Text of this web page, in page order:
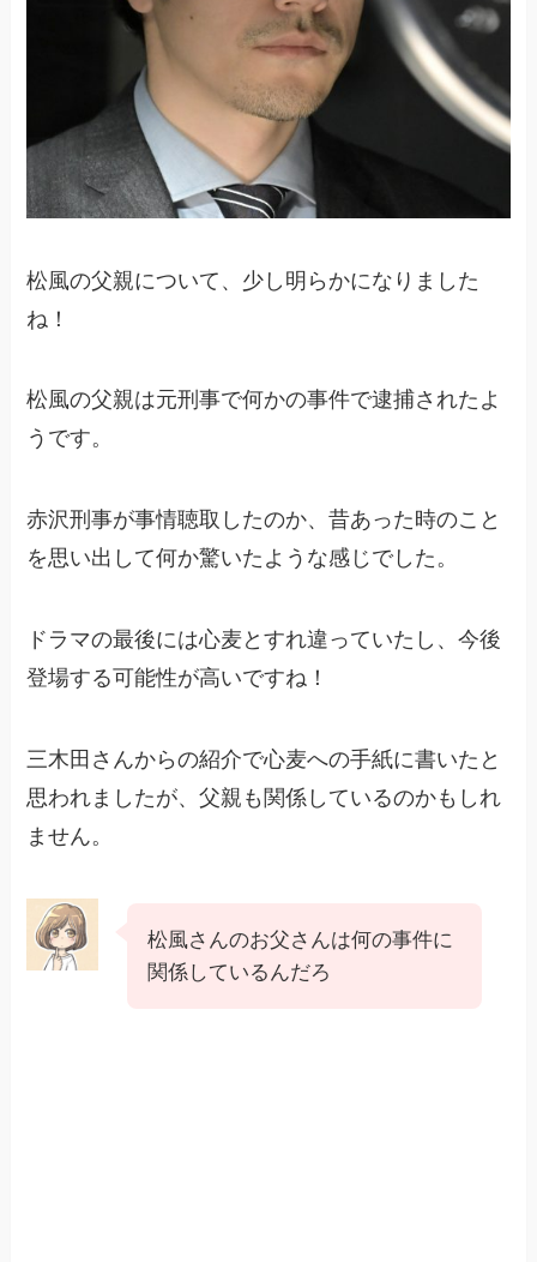
松風の父親について、少し明らかになりました
ね！
松風の父親は元刑事で何かの事件で逮捕されたよ
うです。
赤沢刑事が事情聴取したのか、昔あった時のこと
を思い出して何か驚いたような感じでした。
ドラマの最後には心麦とすれ違っていたし、今後
登場する可能性が高いですね！
三木田さんからの紹介で心麦への手紙に書いたと
思われましたが、父親も関係しているのかもしれ
ません。
松風さんのお父さんは何の事件に
関係しているんだろ